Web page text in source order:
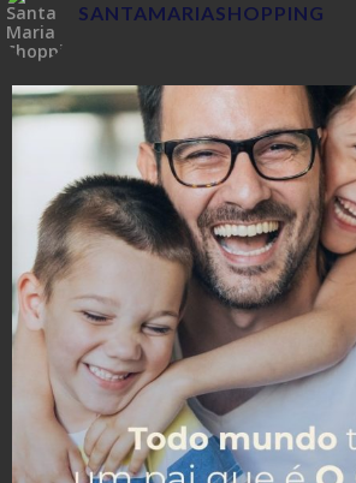
SANTAMARIASHOPPING